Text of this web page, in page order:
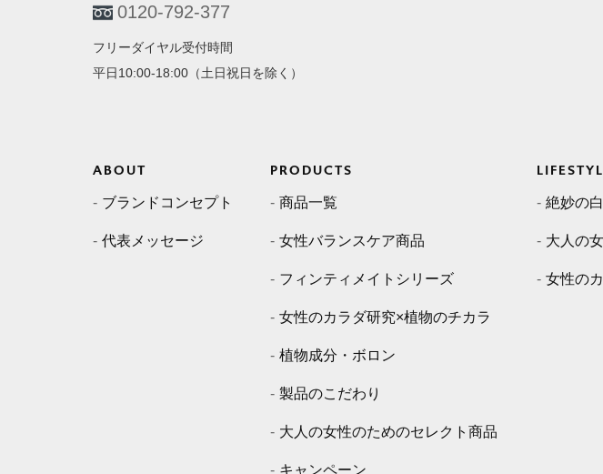
0120-792-377
フリーダイヤル受付時間
平日10:00-18:00（土日祝日を除く）
ABOUT
ブランドコンセプト
代表メッセージ
PRODUCTS
商品一覧
女性バランスケア商品
フィンティメイトシリーズ
女性のカラダ研究×植物のチカラ
植物成分・ボロン
製品のこだわり
大人の女性のためのセレクト商品
キャンペーン
絶妙の
大人の
女性の